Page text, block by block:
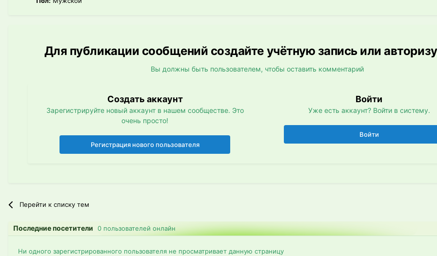
Для публикации сообщений создайте учётную запись или
Вы должны быть пользователем, чтобы оставить комментарий
Создать аккаунт
Зарегистрируйте новый аккаунт в нашем сообществе. Это
очень просто!
Регистрация нового пользователя
Войти
Уже есть аккаунт? Войти в систему.
Войти
Перейти к списку тем
Последние посетители 0 пользователей онлайн
Ни одного зарегистрированного пользователя не просматривает данную страницу